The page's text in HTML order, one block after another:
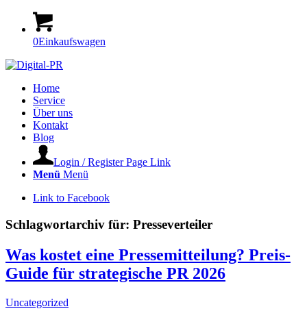
0Einkaufswagen
Home
Service
Über uns
Kontakt
Blog
Login / Register Page Link
Menü Menü
Link to Facebook
Schlagwortarchiv für: Presseverteiler
Was kostet eine Pressemitteilung? Preis-
Guide für strategische PR 2026
Uncategorized